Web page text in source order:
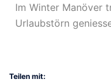
Im Winter Manöver
Urlaubstörn
Teilen mit: